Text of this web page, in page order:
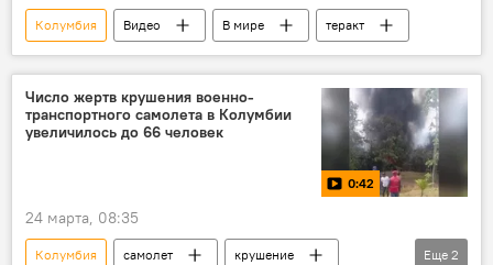
Колумбия Видео В мире теракт
Число жертв крушения военно-
транспортного самолета в Колумбии
увеличилось до 66 человек
0:42
24 марта, 08:35
Колумбия самолет
крушение
Еще 2